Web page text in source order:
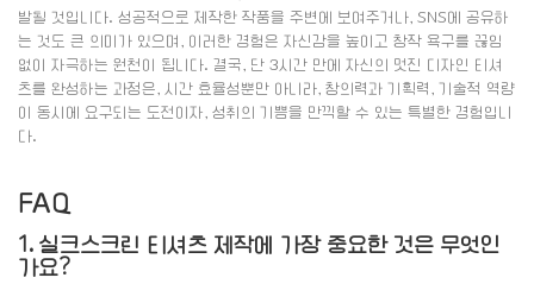
발될 것입니다. 성공적으로 제작한 작품을 주변에 보여주거나, SNS에 공유하
는 것도 큰 의미가 있으며, 이러한 경험은 자신감을 높이고 창작 욕구를 끊임
없이 자극하는 원천이 됩니다. 결국, 단 3시간 만에 자신의 멋진 디자인 티셔
츠를 완성하는 과정은, 시간 효율성뿐만 아니라, 창의력과 기획력, 기술적 역량
이 동시에 요구되는 도전이자, 성취의 기쁨을 만끽할 수 있는 특별한 경험입니
다.
FAQ
1. 실크스크린 티셔츠 제작에 가장 중요한 것은 무엇인
가요?